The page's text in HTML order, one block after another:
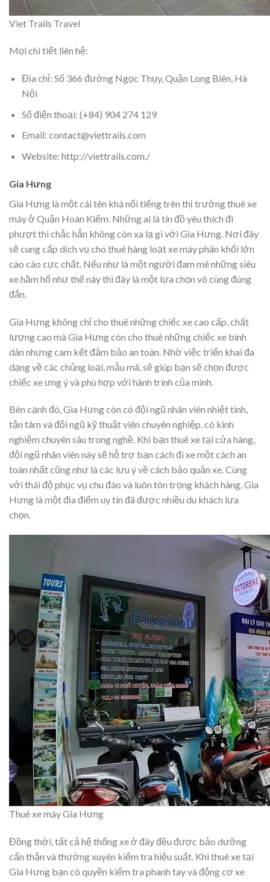
Viet Trails Travel
Mọi chi tiết liên hệ:
Địa chỉ: Số 366 đường Ngọc Thụy, Quận Long Biên, Hà
Nội
Số điện thoại: (+84) 904 274 129
Email: contact@viettrails.com
Website: http://viettrails.com./
Gia Hưng
Gia Hưng là một cái tên khá nổi tiếng trên thị trường thuê xe
máy ở Quận Hoàn Kiếm. Những ai là tín đồ yêu thích đi
phượt thì chắc hẳn không còn xa lạ gì với Gia Hưng. Nơi đây
sẽ cung cấp dịch vụ cho thuê hàng loạt xe máy phân khối lớn
cào cào cực chất. Nếu như là một người đam mê những siêu
xe hầm hố như thế này thì đây là một lựa chọn vô cùng đúng
đắn.
Gia Hưng không chỉ cho thuê những chiếc xe cao cấp, chất
lượng cao mà Gia Hưng còn cho thuê những chiếc xe bình
dân nhưng cam kết đảm bảo an toàn. Nhờ việc triển khai đa
dạng về các chủng loại, mẫu mã, sẽ giúp bạn sẽ chọn được
chiếc xe ưng ý và phù hợp với hành trình của mình.
Bên cạnh đó, Gia Hưng còn có đội ngũ nhân viên nhiệt tình,
tận tâm và đội ngũ kỹ thuật viên chuyên nghiệp, có kinh
nghiệm chuyên sâu trong nghề. Khi bạn thuê xe tại cửa hàng,
đội ngũ nhân viên này sẽ hỗ trợ bạn cách đi xe một cách an
toàn nhất cũng như là các lưu ý về cách bảo quản xe. Cùng
với thái độ phục vụ chu đáo và luôn tôn trọng khách hàng, Gia
Hưng là một địa điểm uy tín đã được nhiều du khách lựa
chọn.
Thuê xe máy Gia Hưng
Đồng thời, tất cả hệ thống xe ở đây đều được bảo dưỡng
cẩn thận và thường xuyên kiểm tra hiệu suất. Khi thuê xe tại
Gia Hưng bạn có quyền kiểm tra phanh tay và động cơ xe